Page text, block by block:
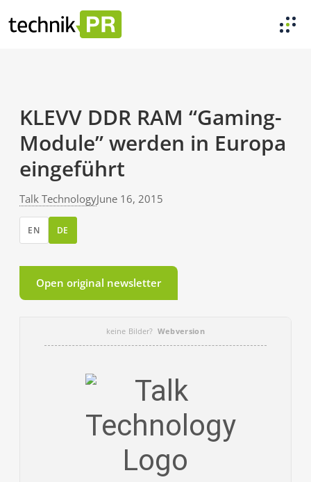
KLEVV DDR RAM “Gaming-
Module” werden in Europa
eingeführt
Talk TechnologyJune 16, 2015
EN DE
Open original newsletter